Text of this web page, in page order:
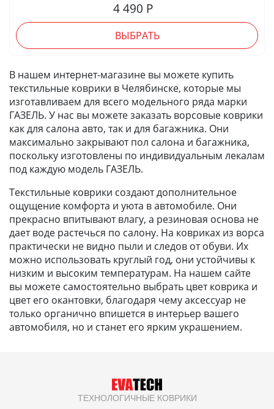
4 490 Р
ВЫБРАТЬ
В нашем интернет-магазине вы можете купить
текстильные коврики в Челябинске, которые мы
изготавливаем для всего модельного ряда марки
ГАЗЕЛЬ. У нас вы можете заказать ворсовые коврики
как для салона авто, так и для багажника. Они
максимально закрывают пол салона и багажника,
поскольку изготовлены по индивидуальным лекалам
под каждую модель ГАЗЕЛЬ.
Текстильные коврики создают дополнительное
ощущение комфорта и уюта в автомобиле. Они
прекрасно впитывают влагу, а резиновая основа не
дает воде растечься по салону. На ковриках из ворса
практически не видно пыли и следов от обуви. Их
можно использовать круглый год, они устойчивы к
низким и высоким температурам. На нашем сайте
вы можете самостоятельно выбрать цвет коврика и
цвет его окантовки, благодаря чему аксессуар не
только органично впишется в интерьер вашего
автомобиля, но и станет его ярким украшением.
ТЕХНОЛОГИЧНЫЕ КОВРИКИ